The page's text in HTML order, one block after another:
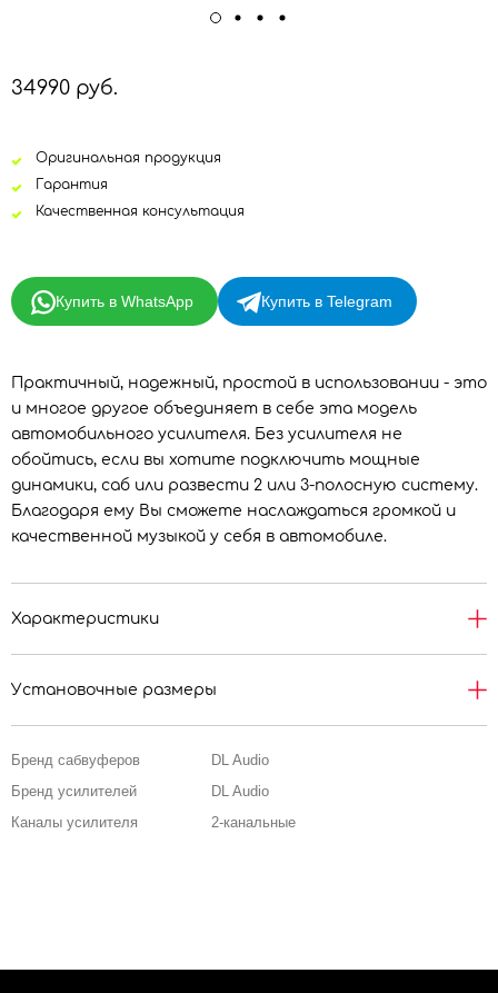
34990 руб.
Оригинальная продукция
Гарантия
Качественная консультация
Купить в WhatsApp Купить в Telegram
Практичный, надежный, простой в использовании - это
и многое другое объединяет в себе эта модель
автомобильного усилителя. Без усилителя не
обойтись, если вы хотите подключить мощные
динамики, саб или развести 2 или 3-полосную систему.
Благодаря ему Вы сможете наслаждаться громкой и
качественной музыкой у себя в автомобиле.
Характеристики
Установочные размеры
Бренд сабвуферов
DL Audio
Бренд усилителей
DL Audio
Каналы усилителя
2-канальные